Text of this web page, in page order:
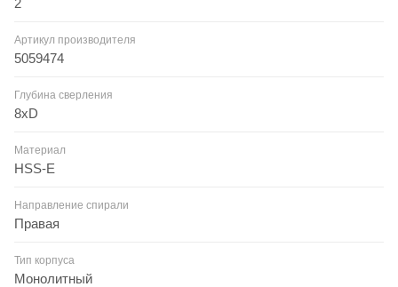
2
Артикул производителя
5059474
Глубина сверления
8xD
Материал
HSS-E
Направление спирали
Правая
Тип корпуса
Монолитный